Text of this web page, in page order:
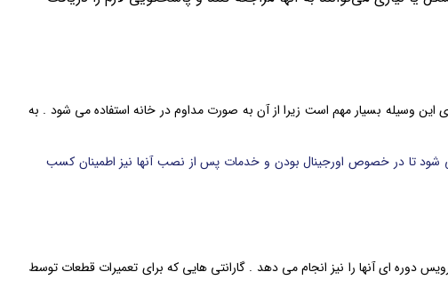
وسیله بسیار مهم است زیرا از آن به صورت مداوم در خانه استفاده می شود . به
شود تا در خصوص اورجینال بودن و خدمات پس از نصب آنها نیز اطمینان کسب
دوره ای آنها را نیز انجام می دهد . گارانتی هایی که برای تعمیرات قطعات توسط